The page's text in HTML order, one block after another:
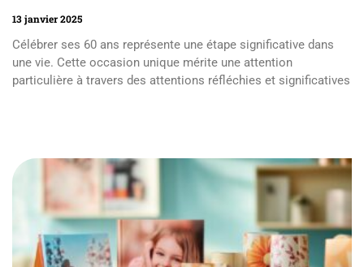
13 janvier 2025
Célébrer ses 60 ans représente une étape significative dans
une vie. Cette occasion unique mérite une attention
particulière à travers des attentions réfléchies et significatives